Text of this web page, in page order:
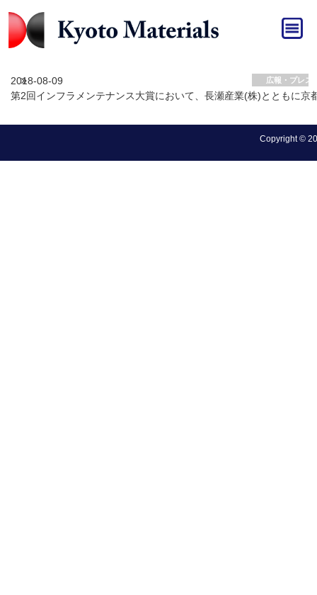
HOME
広報・プレスリリース アーカイブ
2018-08-09 広報・プレス
第2回インフラメンテナンス大賞において、長瀬産業(株)とともに
Copyright ©